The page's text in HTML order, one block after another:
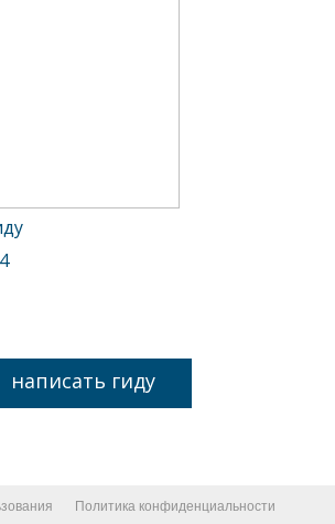
написать гиду
Политика конфиденциальности